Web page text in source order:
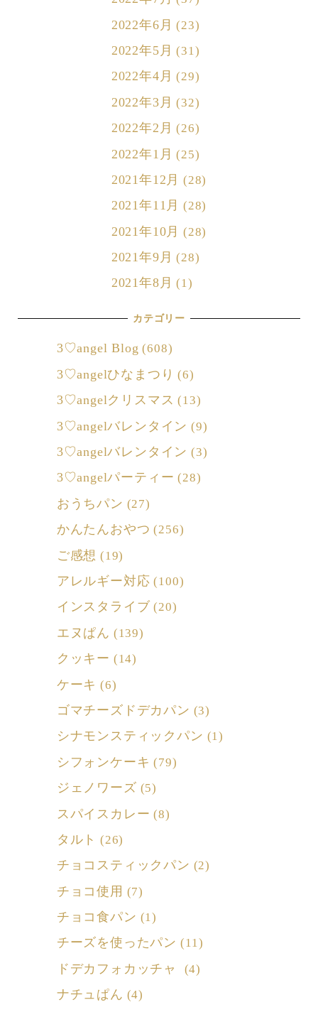
2022年6月 (23)
2022年5月 (31)
2022年4月 (29)
2022年3月 (32)
2022年2月 (26)
2022年1月 (25)
2021年12月 (28)
2021年11月 (28)
2021年10月 (28)
2021年9月 (28)
2021年8月 (1)
カテゴリー
3♡angel Blog (608)
3♡angelひなまつり (6)
3♡angelクリスマス (13)
3♡angelバレンタイン (9)
3♡angelバレンタイン (3)
3♡angelパーティー (28)
おうちパン (27)
かんたんおやつ (256)
ご感想 (19)
アレルギー対応 (100)
インスタライブ (20)
エヌぱん (139)
クッキー (14)
ケーキ (6)
ゴマチーズドデカパン (3)
シナモンスティックパン (1)
シフォンケーキ (79)
ジェノワーズ (5)
スパイスカレー (8)
タルト (26)
チョコスティックパン (2)
チョコ使用 (7)
チョコ食パン (1)
チーズを使ったパン (11)
ドデカフォカッチャ (4)
ナチュぱん (4)